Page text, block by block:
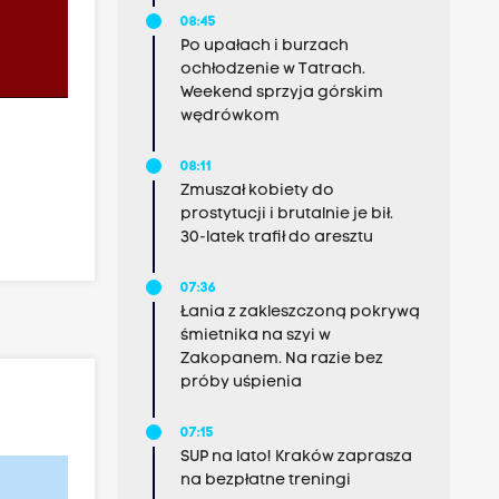
08:45
Po upałach i burzach
ochłodzenie w Tatrach.
Weekend sprzyja górskim
wędrówkom
08:11
Zmuszał kobiety do
prostytucji i brutalnie je bił.
30-latek trafił do aresztu
07:36
Łania z zakleszczoną pokrywą
śmietnika na szyi w
Zakopanem. Na razie bez
próby uśpienia
07:15
SUP na lato! Kraków zaprasza
na bezpłatne treningi